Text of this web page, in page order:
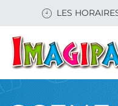
content
LES